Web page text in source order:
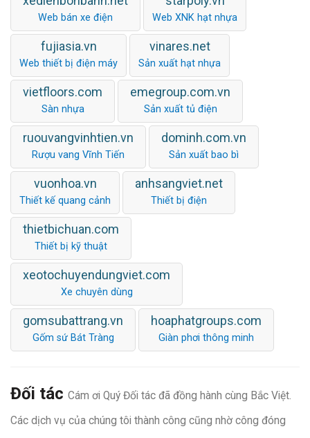
Web bán xe điện Web XNK hạt nhựa
fujiasia.vn
Web thiết bị điện máy
vinares.net
Sản xuất hạt nhựa
vietfloors.com
Sàn nhựa
emegroup.com.vn
Sản xuất tủ điện
ruouvangvinhtien.vn
Rượu vang Vĩnh Tiến
dominh.com.vn
Sản xuất bao bì
vuonhoa.vn
Thiết kế quang cảnh
anhsangviet.net
Thiết bị điện
thietbichuan.com
Thiết bị kỹ thuật
xeotochuyendungviet.com
Xe chuyên dùng
gomsubattrang.vn
Gốm sứ Bát Tràng
hoaphatgroups.com
Giàn phơi thông minh
Đối tác Cám ơi Quý Đối tác đã đồng hành cùng Bắc Việt.
Các dịch vụ của chúng tôi thành công cũng nhờ công đóng